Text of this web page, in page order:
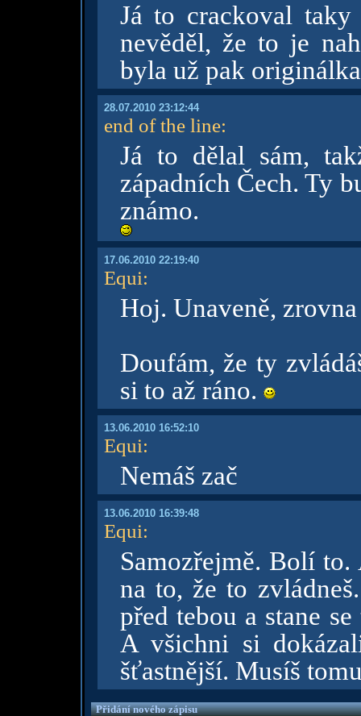
Já to crackoval
nevěděl, že to je
byla už pak
28.07.2010 23:12:44
end of the line:
Já to dělal sám,
západních Čech. Ty
známo.
17.06.2010 22:19:40
Equi:
Hoj. Unaveně,
Doufám, že ty
si to až ráno.
13.06.2010 16:52:10
Equi:
Nemáš zač
13.06.2010 16:39:48
Equi:
Samozřejmě. Bolí
na to, že to
před tebou a stane
A všichni si
šťastnější. Musíš
Přidání nového zápisu